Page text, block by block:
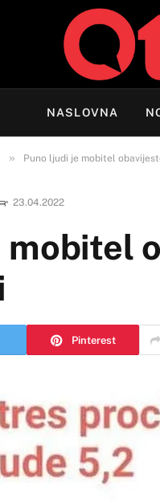
NASLOVNA
» Puno ljudi je mobitel
23.04.2022
mobitel
Pinterest